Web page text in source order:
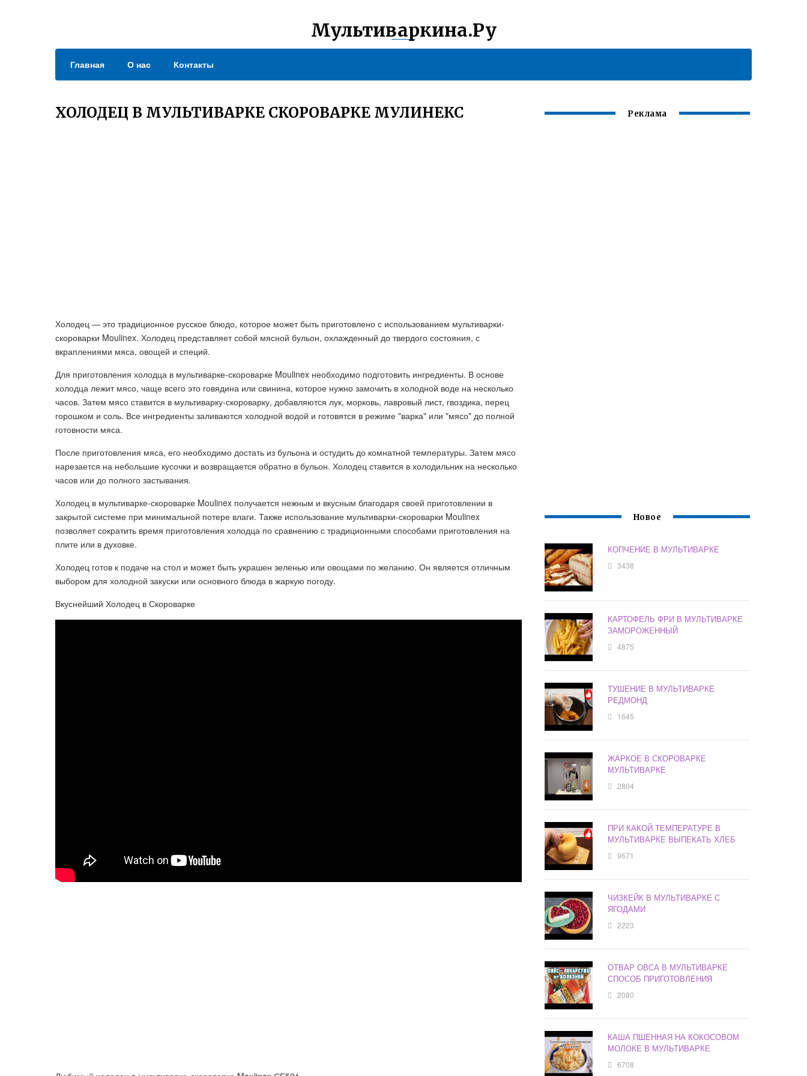
Мультиваркина.Ру
Главная О нас Контакты
ХОЛОДЕЦ В МУЛЬТИВАРКЕ СКОРОВАРКЕ МУЛИНЕКС
Холодец — это традиционное русское блюдо, которое может быть приготовлено с использованием мультиварки-
скороварки Moulinex. Холодец представляет собой мясной бульон, охлажденный до твердого состояния, с
вкраплениями мяса, овощей и специй.
Для приготовления холодца в мультиварке-скороварке Moulinex необходимо подготовить ингредиенты. В основе
холодца лежит мясо, чаще всего это говядина или свинина, которое нужно замочить в холодной воде на несколько
часов. Затем мясо ставится в мультиварку-скороварку, добавляются лук, морковь, лавровый лист, гвоздика, перец
горошком и соль. Все ингредиенты заливаются холодной водой и готовятся в режиме "варка" или "мясо" до полной
готовности мяса.
После приготовления мяса, его необходимо достать из бульона и остудить до комнатной температуры. Затем мясо
нарезается на небольшие кусочки и возвращается обратно в бульон. Холодец ставится в холодильник на несколько
часов или до полного застывания.
Холодец в мультиварке-скороварке Moulinex получается нежным и вкусным благодаря своей приготовлении в
закрытой системе при минимальной потере влаги. Также использование мультиварки-скороварки Moulinex
позволяет сократить время приготовления холодца по сравнению с традиционными способами приготовления на
плите или в духовке.
Холодец готов к подаче на стол и может быть украшен зеленью или овощами по желанию. Он является отличным
выбором для холодной закуски или основного блюда в жаркую погоду.
Вкуснейший Холодец в Скороварке
Реклама
Новое
КОПЧЕНИЕ В МУЛЬТИВАРКЕ
3438
КАРТОФЕЛЬ ФРИ В МУЛЬТИВАРКЕ
ЗАМОРОЖЕННЫЙ
4875
ТУШЕНИЕ В МУЛЬТИВАРКЕ
РЕДМОНД
1645
ЖАРКОЕ В СКОРОВАРКЕ
МУЛЬТИВАРКЕ
2804
ПРИ КАКОЙ ТЕМПЕРАТУРЕ В
МУЛЬТИВАРКЕ ВЫПЕКАТЬ ХЛЕБ
9671
ЧИЗКЕЙК В МУЛЬТИВАРКЕ С
ЯГОДАМИ
2223
ОТВАР ОВСА В МУЛЬТИВАРКЕ
СПОСОБ ПРИГОТОВЛЕНИЯ
2080
КАША ПШЕННАЯ НА КОКОСОВОМ
МОЛОКЕ В МУЛЬТИВАРКЕ
6708